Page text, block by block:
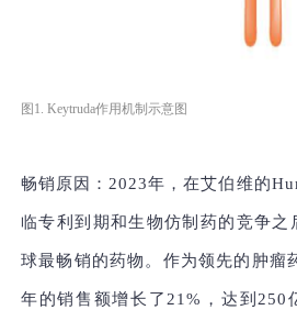
图1. Keytruda作用机制示意图
畅销原因：2023年，在艾伯维的
临专利到期和生物仿制药的竞争之
球最畅销的药物。作为领先的肿瘤
年的销售额增长了21%，达到250